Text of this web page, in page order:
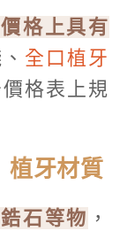
格上具有
全口植牙
格表上規
植牙材質
石等物 ，